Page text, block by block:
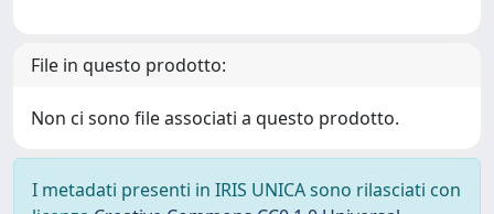
File in questo prodotto:
Non ci sono file associati a questo prodotto.
I metadati presenti in IRIS UNICA sono rilasciati con